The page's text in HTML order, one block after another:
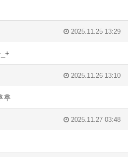
2025.11.25 13:29
2025.11.26 13:10
후
2025.11.27 03:48